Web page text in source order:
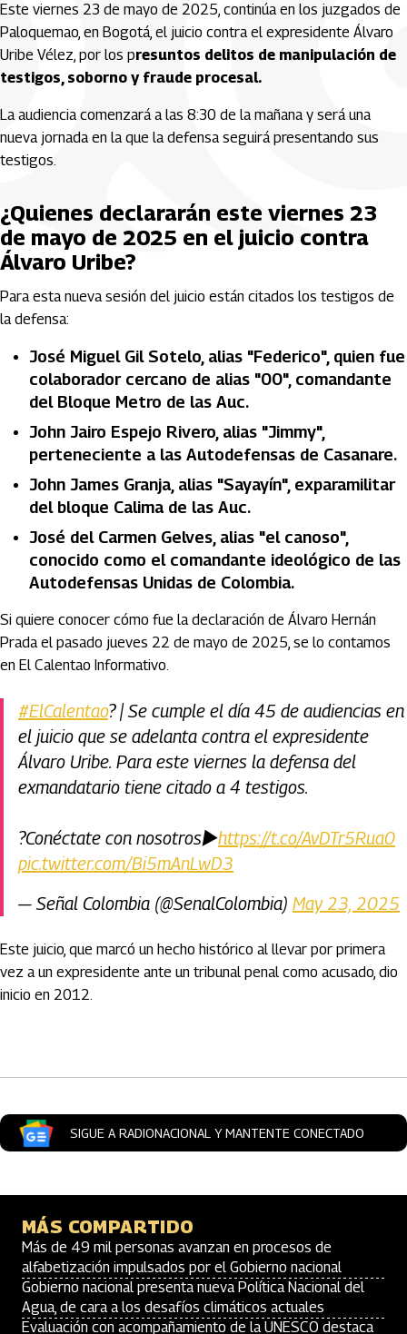
Este viernes 23 de mayo de 2025, continúa en los juzgados de
Paloquemao, en Bogotá, el juicio contra el expresidente Álvaro
Uribe Vélez, por los presuntos delitos de manipulación de
testigos, soborno y fraude procesal.
La audiencia comenzará a las 8:30 de la mañana y será una
nueva jornada en la que la defensa seguirá presentando sus
testigos.
¿Quienes declararán este viernes 23
de mayo de 2025 en el juicio contra
Álvaro Uribe?
Para esta nueva sesión del juicio están citados los testigos de
la defensa:
José Miguel Gil Sotelo, alias "Federico", quien fue
colaborador cercano de alias "00", comandante
del Bloque Metro de las Auc.
John Jairo Espejo Rivero, alias "Jimmy",
perteneciente a las Autodefensas de Casanare.
John James Granja, alias "Sayayín", exparamilitar
del bloque Calima de las Auc.
José del Carmen Gelves, alias "el canoso",
conocido como el comandante ideológico de las
Autodefensas Unidas de Colombia.
Si quiere conocer cómo fue la declaración de Álvaro Hernán
Prada el pasado jueves 22 de mayo de 2025, se lo contamos
en El Calentao Informativo.
#ElCalentao? | Se cumple el día 45 de audiencias en
el juicio que se adelanta contra el expresidente
Álvaro Uribe. Para este viernes la defensa del
exmandatario tiene citado a 4 testigos.
?Conéctate con nosotros▶️https://t.co/AvDTr5Rua0
pic.twitter.com/Bi5mAnLwD3
— Señal Colombia (@SenalColombia) May 23, 2025
Este juicio, que marcó un hecho histórico al llevar por primera
vez a un expresidente ante un tribunal penal como acusado, dio
inicio en 2012.
SIGUE A RADIONACIONAL Y MANTENTE CONECTADO
MÁS COMPARTIDO
Más de 49 mil personas avanzan en procesos de
alfabetización impulsados por el Gobierno nacional
Gobierno nacional presenta nueva Política Nacional del
Agua, de cara a los desafíos climáticos actuales
Evaluación con acompañamiento de la UNESCO destaca